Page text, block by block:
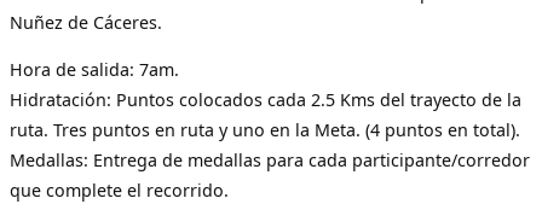
Nuñez de Cáceres.
Hora de salida: 7am.
Hidratación: Puntos colocados cada 2.5 Kms del trayecto de la
ruta. Tres puntos en ruta y uno en la Meta. (4 puntos en total).
Medallas: Entrega de medallas para cada participante/corredor
que complete el recorrido.